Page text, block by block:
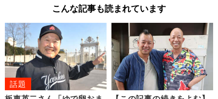
こんな記事も読まれています
話題